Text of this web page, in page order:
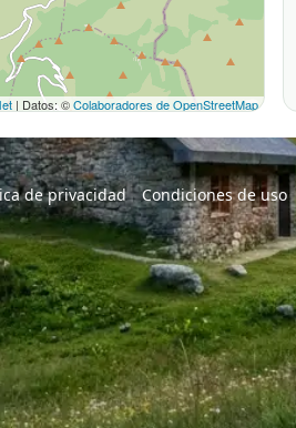
| Datos: ©Colaboradores de OpenStreetMap
de privacidad Condiciones de uso